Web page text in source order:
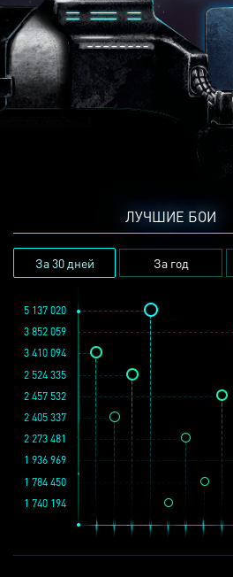
ЛУЧШИЕ БОИ
За 30 дней За год
1 936 969
3 852 059
2 457 532
1 784 450
2 273 481
1 740 194
5 137 020
2 524 335
2 405 337
3 410 094